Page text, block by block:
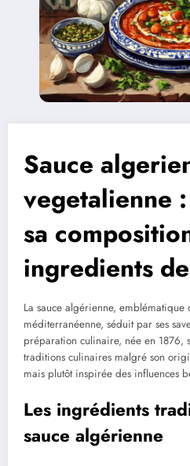
Sauce
vegetalienne
sa
ingredients
La sauce algérienne, emblématique
méditerranéenne, séduit par ses
préparation culinaire, née en 1876,
traditions culinaires malgré son
mais plutôt inspirée des influences
Les ingrédients
sauce algérienne